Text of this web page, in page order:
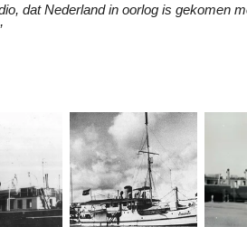
dat Nederland in oorlog is gekomen